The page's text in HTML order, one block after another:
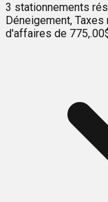
3 stationnements
Déneigement,
d'affaires de